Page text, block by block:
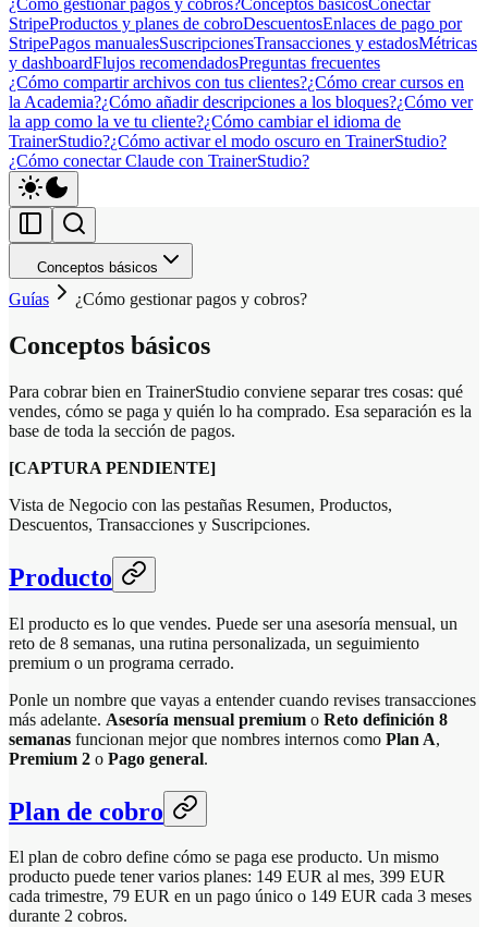
¿Cómo gestionar pagos y cobros?Conceptos básicosConectar
StripeProductos y planes de cobroDescuentosEnlaces de pago por
StripePagos manualesSuscripcionesTransacciones y estadosMétricas
y dashboardFlujos recomendadosPreguntas frecuentes
¿Cómo compartir archivos con tus clientes?¿Cómo crear cursos en
la Academia?¿Cómo añadir descripciones a los bloques?¿Cómo ver
la app como la ve tu cliente?¿Cómo cambiar el idioma de
TrainerStudio?¿Cómo activar el modo oscuro en TrainerStudio?
¿Cómo conectar Claude con TrainerStudio?
Conceptos básicos
Guías ¿Cómo gestionar pagos y cobros?
Conceptos básicos
Para cobrar bien en TrainerStudio conviene separar tres cosas: qué
vendes, cómo se paga y quién lo ha comprado. Esa separación es la
base de toda la sección de pagos.
[CAPTURA PENDIENTE]
Vista de Negocio con las pestañas Resumen, Productos,
Descuentos, Transacciones y Suscripciones.
Producto
El producto es lo que vendes. Puede ser una asesoría mensual, un
reto de 8 semanas, una rutina personalizada, un seguimiento
premium o un programa cerrado.
Ponle un nombre que vayas a entender cuando revises transacciones
más adelante. Asesoría mensual premium o Reto definición 8
semanas funcionan mejor que nombres internos como Plan A,
Premium 2 o Pago general.
Plan de cobro
El plan de cobro define cómo se paga ese producto. Un mismo
producto puede tener varios planes: 149 EUR al mes, 399 EUR
cada trimestre, 79 EUR en un pago único o 149 EUR cada 3 meses
durante 2 cobros.